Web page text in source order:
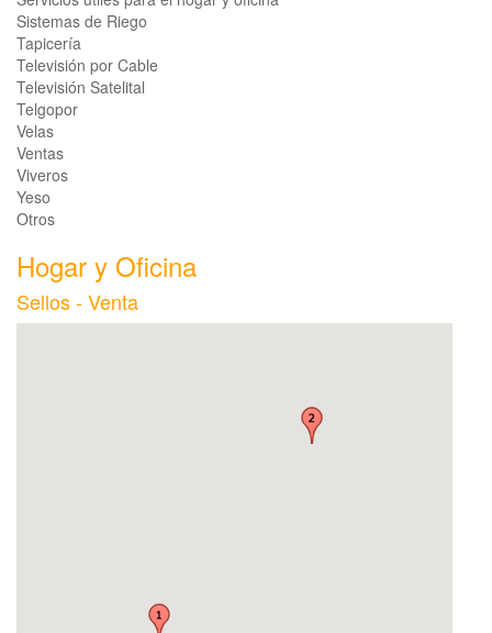
Sistemas de Riego
Tapicería
Televisión por Cable
Televisión Satelital
Telgopor
Velas
Ventas
Viveros
Yeso
Otros
Hogar y Oficina
Sellos - Venta